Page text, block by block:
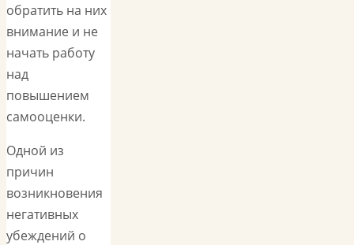
обратить на них
внимание и не
начать работу
над
повышением
самооценки.
Одной из
причин
возникновения
негативных
убеждений о